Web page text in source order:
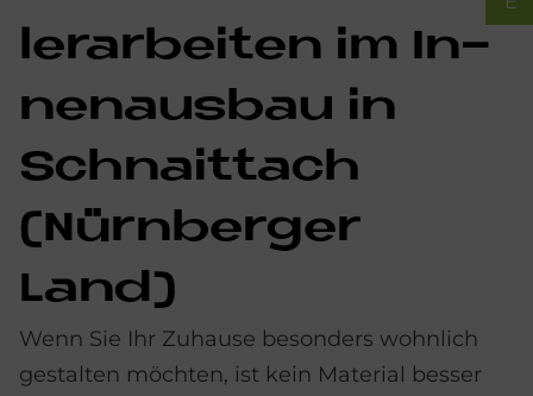
ler­ar­bei­ten im In­
nen­aus­bau in
Schnaittach
(Nürn­ber­ger
Land)
Wenn Sie Ihr Zuhause besonders wohnlich
gestalten möchten, ist kein Material besser